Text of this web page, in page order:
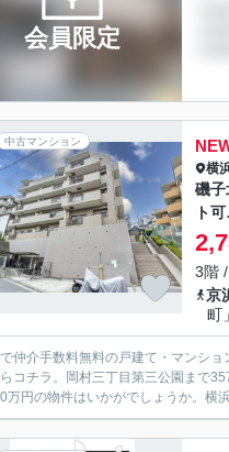
会員限定
中古マンション
横
磯子
ト
3階
京
町
仲介手数料無料の戸建て・マンシ
コチラ。岡村三丁目第三公園まで
万円の物件はいかがでしょうか。横